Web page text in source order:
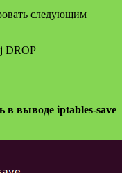
следующим
DROP
в выводе iptables-save